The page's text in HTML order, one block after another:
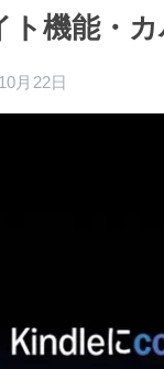
ト機能・
月22日